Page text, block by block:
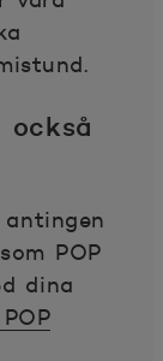
också
POP
dina